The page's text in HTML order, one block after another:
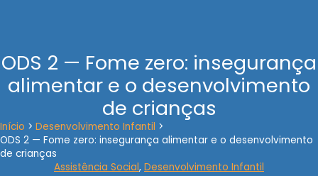
ODS 2 — Fome zero: insegurança
alimentar e o desenvolvimento
de crianças
Início
Desenvolvimento Infantil
ODS 2 — Fome zero: insegurança alimentar e o desenvolvimento
de crianças
Assistência Social, Desenvolvimento Infantil